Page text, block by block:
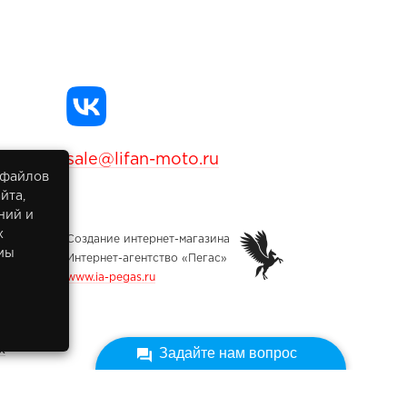
sale@lifan-moto.ru
Создание интернет-магазина
Интернет-агентство «Пегас»
www.ia-pegas.ru
Задайте нам вопрос
файлов
и